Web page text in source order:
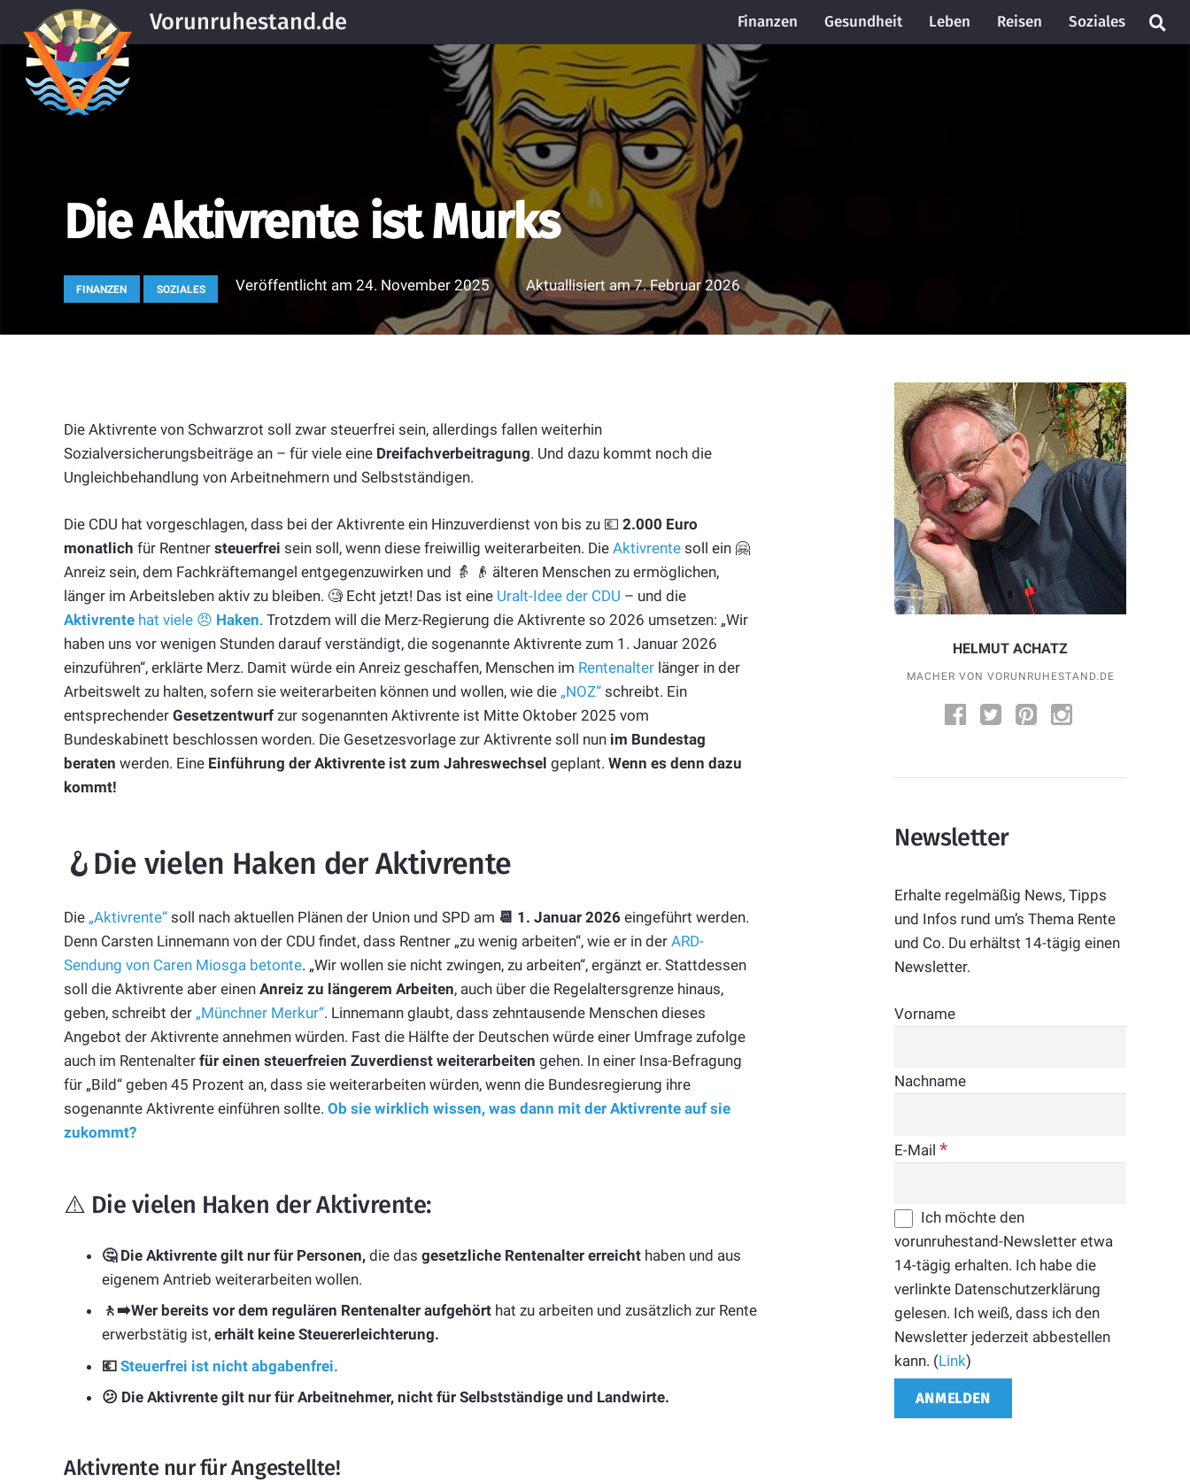
Vorunruhestand.de Finanzen Gesundheit Leben Reisen Soziales
Die Aktivrente ist Murks
FINANZEN SOZIALES Veröffentlicht am24. November 2025 Aktuallisiert am7. Februar 2026
Die Aktivrente von Schwarzrot soll zwar steuerfrei sein, allerdings fallen weiterhin
Sozialversicherungsbeiträge an – für viele eine Dreifachverbeitragung. Und dazu kommt noch die
Ungleichbehandlung von Arbeitnehmern und Selbstständigen.
Die CDU hat vorgeschlagen, dass bei der Aktivrente ein Hinzuverdienst von bis zu 💶 2.000 Euro
monatlich für Rentner steuerfrei sein soll, wenn diese freiwillig weiterarbeiten. Die Aktivrente soll ein 🤗
Anreiz sein, dem Fachkräftemangel entgegenzuwirken und 👵 👴 älteren Menschen zu ermöglichen,
länger im Arbeitsleben aktiv zu bleiben. 🧐 Echt jetzt! Das ist eine Uralt-Idee der CDU – und die
Aktivrente hat viele 😠 Haken. Trotzdem will die Merz-Regierung die Aktivrente so 2026 umsetzen: „Wir
haben uns vor wenigen Stunden darauf verständigt, die sogenannte Aktivrente zum 1. Januar 2026
einzuführen“, erklärte Merz. Damit würde ein Anreiz geschaffen, Menschen im Rentenalter länger in der
Arbeitswelt zu halten, sofern sie weiterarbeiten können und wollen, wie die „NOZ“ schreibt. Ein
entsprechender Gesetzentwurf zur sogenannten Aktivrente ist Mitte Oktober 2025 vom
Bundeskabinett beschlossen worden. Die Gesetzesvorlage zur Aktivrente soll nun im Bundestag
beraten werden. Eine Einführung der Aktivrente ist zum Jahreswechsel geplant. Wenn es denn dazu
kommt!
🪝Die vielen Haken der Aktivrente
Die „Aktivrente“ soll nach aktuellen Plänen der Union und SPD am 📆 1. Januar 2026 eingeführt werden.
Denn Carsten Linnemann von der CDU findet, dass Rentner „zu wenig arbeiten“, wie er in der ARD-
Sendung von Caren Miosga betonte. „Wir wollen sie nicht zwingen, zu arbeiten“, ergänzt er. Stattdessen
soll die Aktivrente aber einen Anreiz zu längerem Arbeiten, auch über die Regelaltersgrenze hinaus,
geben, schreibt der „Münchner Merkur“. Linnemann glaubt, dass zehntausende Menschen dieses
Angebot der Aktivrente annehmen würden. Fast die Hälfte der Deutschen würde einer Umfrage zufolge
auch im Rentenalter für einen steuerfreien Zuverdienst weiterarbeiten gehen. In einer Insa-Befragung
für „Bild“ geben 45 Prozent an, dass sie weiterarbeiten würden, wenn die Bundesregierung ihre
sogenannte Aktivrente einführen sollte. Ob sie wirklich wissen, was dann mit der Aktivrente auf sie
zukommt?
⚠️ Die vielen Haken der Aktivrente:
🤔 Die Aktivrente gilt nur für Personen, die das gesetzliche Rentenalter erreichthaben und aus
eigenem Antrieb weiterarbeiten wollen.
🚶‍➡️Wer bereits vor dem regulären Rentenalter aufgehörthat zu arbeiten und zusätzlich zur Rente
erwerbstätig ist, erhält keine Steuererleichterung.
💶 Steuerfrei ist nicht abgabenfrei.
😕 Die Aktivrente gilt nur für Arbeitnehmer, nicht für Selbstständige und Landwirte.
Aktivrente nur für Angestellte!
HELMUT ACHATZ
MACHER VON VORUNRUHESTAND.DE
Newsletter
Erhalte regelmäßig News, Tipps
und Infos rund um’s Thema Rente
und Co. Du erhältst 14-tägig einen
Newsletter.
Vorname
Nachname
E-Mail*
Ich möchte den
vorunruhestand-Newsletter etwa
14-tägig erhalten. Ich habe die
verlinkte Datenschutzerklärung
gelesen. Ich weiß, dass ich den
Newsletter jederzeit abbestellen
kann. (Link)